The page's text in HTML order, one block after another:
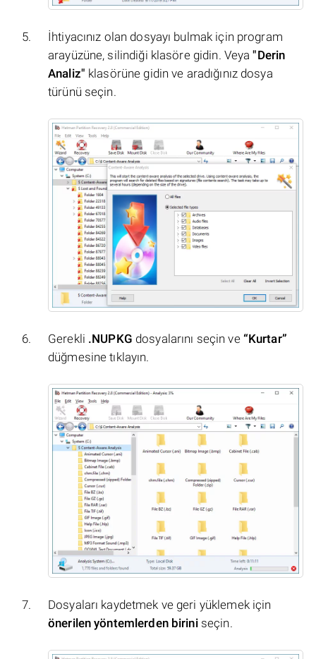
İhtiyacınız olan dosyayı bulmak için program
arayüzüne, silindiği klasöre gidin. Veya"Derin
Analiz" klasörüne gidin ve aradığınız dosya
türünü seçin.
Gerekli .NUPKG dosyalarını seçin ve “Kurtar”
düğmesine tıklayın.
Dosyaları kaydetmek ve geri yüklemek için
önerilen yöntemlerden biriniseçin.